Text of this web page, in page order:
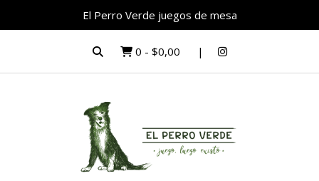
El Perro Verde juegos de mesa
0 - $0,00